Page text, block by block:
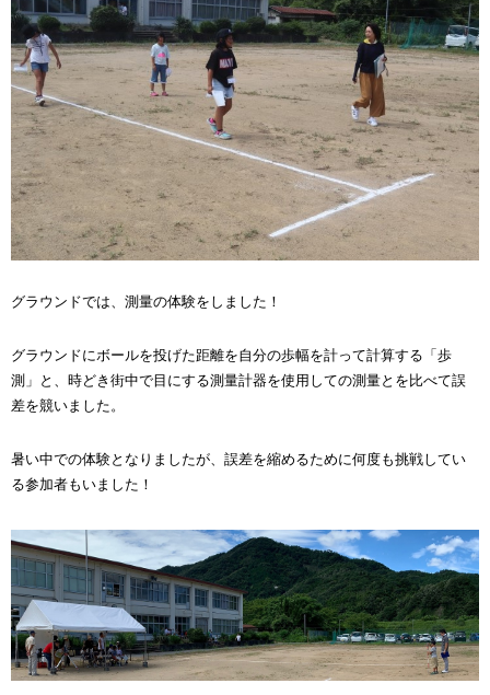
グラウンドでは、測量の体験をしました！
グラウンドにボールを投げた距離を自分の歩幅を計って計算する「歩
測」と、時どき街中で目にする測量計器を使用しての測量とを比べて誤
差を競いました。
暑い中での体験となりましたが、誤差を縮めるために何度も挑戦してい
る参加者もいました！